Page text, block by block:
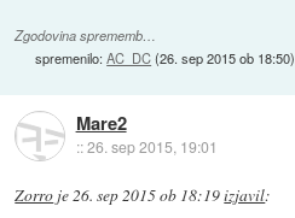
Zgodovina sprememb…
spremenilo:AC_DC(26. sep 2015 ob 18:50)
Mare2
::26. sep 2015, 19:01
Zorro je26. sep 2015 ob 18:19izjavil: